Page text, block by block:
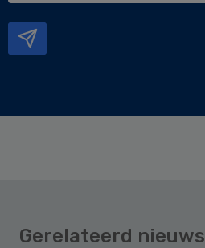
Gerelateerd nieuws